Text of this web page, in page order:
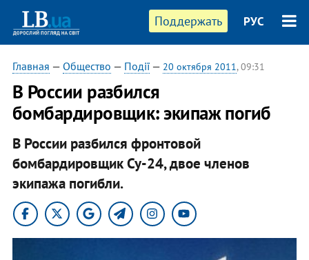
Поддержать РУС
Главная — Общество — Події— 20 октября 2011, 09:31
В России разбился
бомбардировщик: экипаж погиб
В России разбился фронтовой
бомбардировщик Су-24, двое членов
экипажа погибли.